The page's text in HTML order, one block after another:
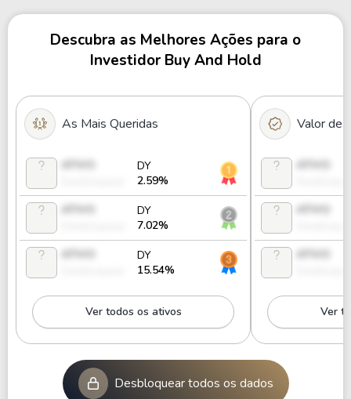
Descubra as Melhores Ações para o
Investidor Buy And Hold
As Mais Queridas
DY
2.59%
DY
7.02%
DY
15.54%
Ver todos os ativos
Valor de
Ver
Desbloquear todos os dados